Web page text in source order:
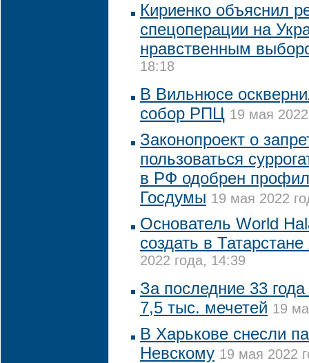
Кириенко объяснил
спецоперации на
нравственным
18:18
В Вильнюсе
собор РПЦ 19 мая
Законопроект о
пользоваться
в РФ одобрен
Госдумы 19 мая 2022
Основатель World
создать в
2022 года, 14:39
За последние 33
7,5 тыс. мечетей 19
В Харькове снесли
Невскому 19 мая 2022